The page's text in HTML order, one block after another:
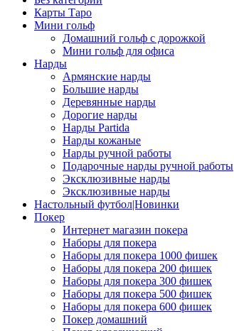
Карты Таро
Мини гольф
Домашний гольф с дорожкой
Мини гольф для офиса
Нарды
Армянские нарды
Большие нарды
Деревянные нарды
Дорогие нарды
Нарды Partida
Нарды кожаные
Нарды ручной работы
Подарочные нарды ручной работы
Эксклюзивные нарды
Эксклюзивные нарды
Настольный футбол|Новинки
Покер
Интернет магазин покера
Наборы для покера
Наборы для покера 1000 фишек
Наборы для покера 200 фишек
Наборы для покера 300 фишек
Наборы для покера 500 фишек
Наборы для покера 600 фишек
Покер домашний